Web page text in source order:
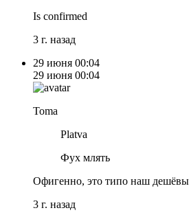
Is confirmed
3 г. назад
29 июня 00:04
29 июня 00:04
Toma
Platva
Фух млять
Офигенно, это типо наш
3 г. назад